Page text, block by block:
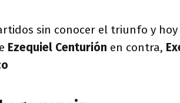
sin conocer el triunfo y
Ezequiel Centurión en contra,